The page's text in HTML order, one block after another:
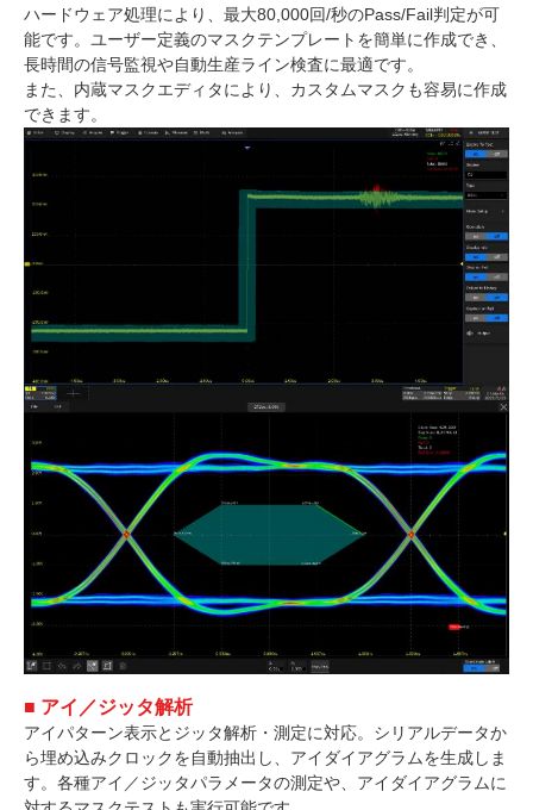
ハードウェア処理により、最大80,000回/秒のPass/Fail判定が可
能です。ユーザー定義のマスクテンプレートを簡単に作成でき、
長時間の信号監視や自動生産ライン検査に最適です。
また、内蔵マスクエディタにより、カスタムマスクも容易に作成
できます。
■ アイ／ジッタ解析
アイパターン表示とジッタ解析・測定に対応。シリアルデータか
ら埋め込みクロックを自動抽出し、アイダイアグラムを生成しま
す。各種アイ／ジッタパラメータの測定や、アイダイアグラムに